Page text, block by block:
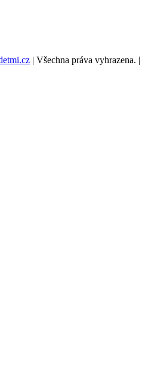
| Všechna práva vyhrazena. |